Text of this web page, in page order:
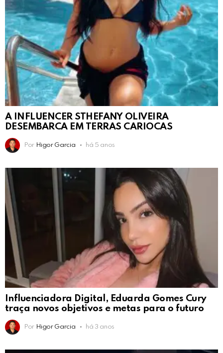
A INFLUENCER STHEFANY OLIVEIRA
DESEMBARCA EM TERRAS CARIOCAS
Por Higor Garcia há 5 anos
Influenciadora Digital, Eduarda Gomes Cury
traça novos objetivos e metas para o futuro
Por Higor Garcia há 3 anos